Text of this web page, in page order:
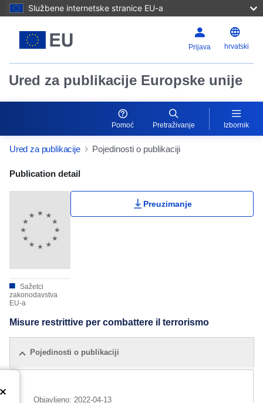
Službene internetske stranice EU-a
Prijava hrvatski
Ured za publikacije Europske unije
Pomoć Pretraživanje Izbornik
Ured za publikacije Pojedinosti o publikaciji
Publication Detail Actions Portlet
Publication detail
Sažetci
zakonodavstva
EU-a
Preuzimanje
Misure restrittive per combattere il terrorismo
Pojedinosti o publikaciji
Objavljeno: 2022-04-13